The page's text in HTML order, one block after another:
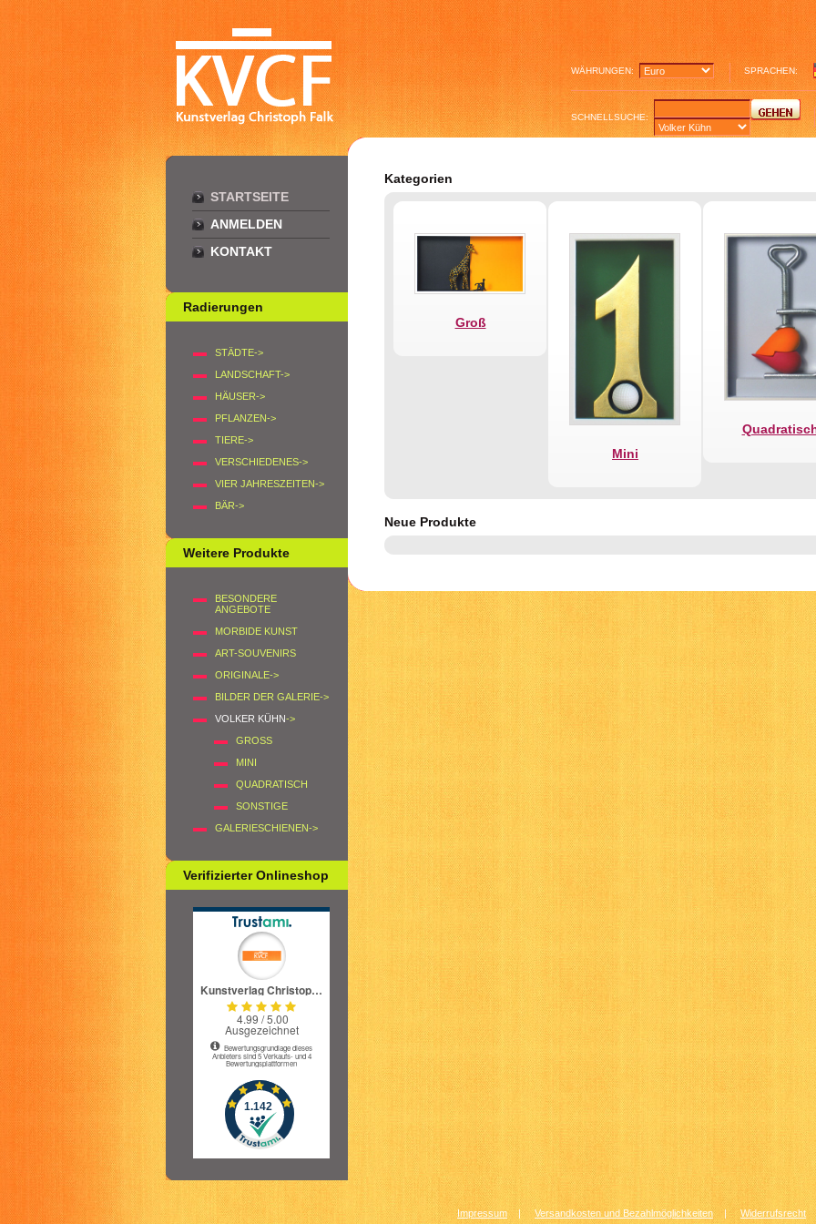
WÄHRUNGEN: SPRACHEN:
SCHNELLSUCHE:
STARTSEITE
ANMELDEN
KONTAKT
Radierungen
STÄDTE->
LANDSCHAFT->
HÄUSER->
PFLANZEN->
TIERE->
VERSCHIEDENES->
VIER JAHRESZEITEN->
BÄR->
Weitere Produkte
BESONDERE
ANGEBOTE
MORBIDE KUNST
ART-SOUVENIRS
ORIGINALE->
BILDER DER GALERIE->
VOLKER KÜHN->
GROSS
MINI
QUADRATISCH
SONSTIGE
GALERIESCHIENEN->
Verifizierter Onlineshop
Kategorien
Groß
Mini
Neue Produkte
Impressum | Versandkosten und Bezahlmöglichkeiten|Widerrufsrecht